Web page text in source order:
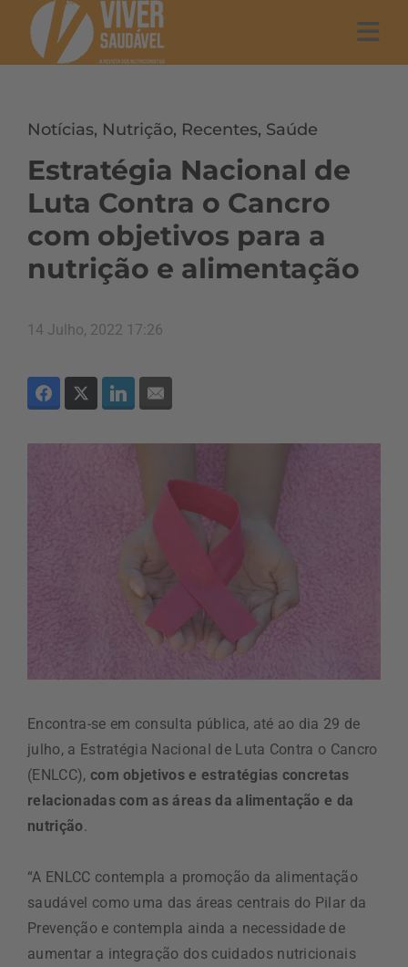
Notícias, Nutrição, Recentes, Saúde
Estratégia Nacional de
Luta Contra o Cancro
com objetivos para a
nutrição e alimentação
14 Julho, 2022 17:26
Encontra-se em consulta pública, até ao dia 29 de
julho, a Estratégia Nacional de Luta Contra o Cancro
(ENLCC), com objetivos e estratégias concretas
relacionadas com as áreas da alimentação e da
nutrição.
“A ENLCC contempla a promoção da alimentação
saudável como uma das áreas centrais do Pilar da
Prevenção e contempla ainda a necessidade de
aumentar a integração dos cuidados nutricionais